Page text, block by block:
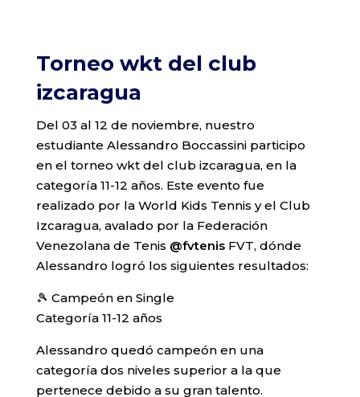
Torneo wkt del club
izcaragua
Del 03 al 12 de noviembre, nuestro
estudiante Alessandro Boccassini participo
en el torneo wkt del club izcaragua, en la
categoría 11-12 años. Este evento fue
realizado por la World Kids Tennis y el Club
Izcaragua, avalado por la Federación
Venezolana de Tenis @fvtenisFVT, dónde
Alessandro logró los siguientes resultados:
🎾 Campeón en Single
Categoría 11-12 años
Alessandro quedó campeón en una
categoría dos niveles superior a la que
pertenece debido a su gran talento.